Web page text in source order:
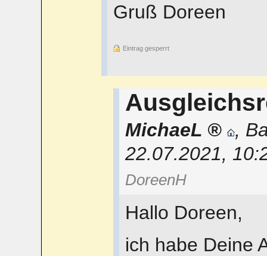
Gruß Doreen
Eintrag gesperrt
MichaeL ,
22.07.2021,
DoreenH
Hallo Doreen,
ich habe Deine